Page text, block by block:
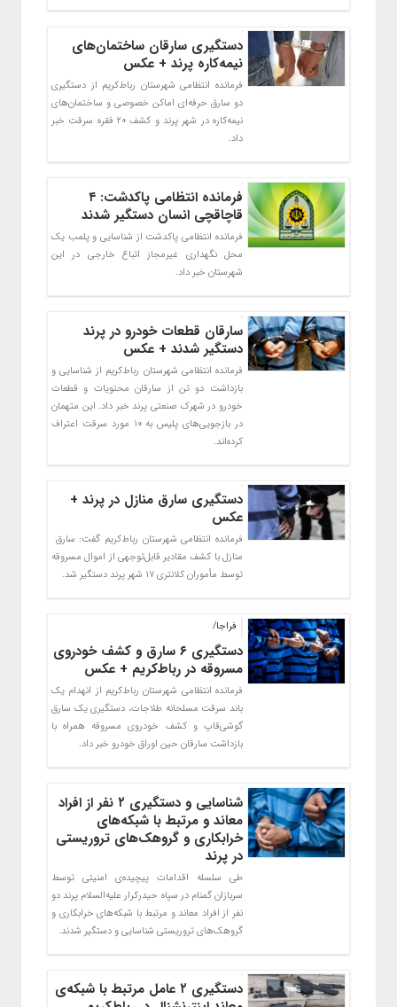
دستگیری سارقان ساختمان‌های
نیمه‌کاره پرند + عکس
فرمانده انتظامی شهرستان رباط‌کریم از دستگیری
دو سارق حرفه‌ای اماکن خصوصی و ساختمان‌های
نیمه‌کاره در شهر پرند و کشف ۲۰ فقره سرقت خبر
داد.
فرمانده انتظامی پاکدشت: ۴
قاچاقچی انسان دستگیر شدند
فرمانده انتظامی پاکدشت از شناسایی و پلمب یک
محل نگهداری غیرمجاز اتباع خارجی در این
شهرستان خبر داد.
سارقان قطعات خودرو در پرند
دستگیر شدند + عکس
فرمانده انتظامی شهرستان رباط‌کریم از شناسایی و
بازداشت دو تن از سارقان محتویات و قطعات
خودرو در شهرک صنعتی پرند خبر داد. این متهمان
در بازجویی‌های پلیس به ۱۰ مورد سرقت اعتراف
کرده‌اند.
دستگیری سارق منازل در پرند +
عکس
فرمانده انتظامی شهرستان رباط‌کریم گفت: سارق
منازل با کشف مقادیر قابل‌توجهی از اموال مسروقه
توسط مأموران کلانتری ۱۷ شهر پرند دستگیر شد.
فراجا/
دستگیری ۶ سارق و کشف خودروی
مسروقه در رباط‌کریم + عکس
فرمانده انتظامی شهرستان رباط‌کریم از انهدام یک
باند سرقت مسلحانه طلاجات، دستگیری یک سارق
گوشی‌قاپ و کشف خودروی مسروقه همراه با
بازداشت سارقان حین اوراق خودرو خبر داد.
شناسایی و دستگیری ۲ نفر از افراد
معاند و مرتبط با شبکه‌های
خرابکاری و گروهک‌های تروریستی
در پرند
طی سلسله اقدامات پیچیده‌ی امنیتی توسط
سربازان گمنام در سپاه حیدرکرار علیه‌السلام پرند دو
نفر از افراد معاند و مرتبط با شبکه‌های خرابکاری و
گروهک‌های تروریستی شناسایی و دستگیر شدند.
دستگیری ۲ عامل مرتبط با شبکه‌ی